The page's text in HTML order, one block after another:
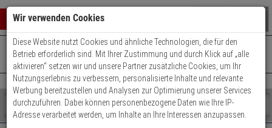
0 ARTIKEL IM WARENKORB
Ihr Warenkorb ist momentan leer.
Ergebnisse ()
Fertig
Shop
durchsuchen
Bitte
Es
+49 (0)821 899 493-0Mo. - Do.: 8:00 - 16:30 | Fr.: 8:00 - 14:00 Uhr
Kontaktservice nutzen
Wir verwenden Cookies
Diese Website nutzt Cookies und ähnliche Technologien, die für den
Betrieb erforderlich sind. Mit Ihrer Zustimmung und durch Klick auf „alle
aktivieren“ setzen wir und unsere Partner zusätzliche Cookies, um Ihr
Nutzungserlebnis zu verbessern, personalisierte Inhalte und relevante
Werbung bereitzustellen und Analysen zur Optimierung unserer Services
durchzuführen. Dabei können personenbezogene Daten wie Ihre IP-
Adresse verarbeitet werden, um Inhalte an Ihre Interessen anzupassen.